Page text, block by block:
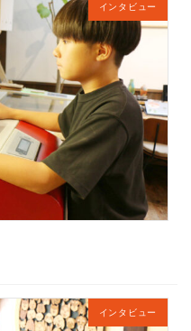
インタビュー
インタビュー